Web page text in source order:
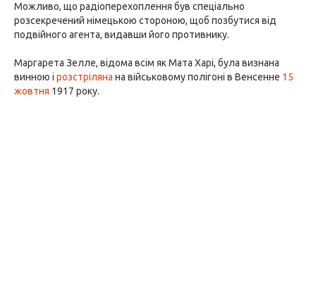
Можливо, що радіоперехоплення був спеціально
розсекречений німецькою стороною, щоб позбутися від
подвійного агента, видавши його противнику.
Маргарета Зелле, відома всім як Мата Харі, була визнана
винною і розстріляна на військовому полігоні в Венсенне 15
жовтня 1917 року.